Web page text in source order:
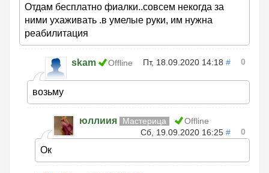
Отдам бесплатно фиалки..совсем некогда за
ними ухаживать .в умелые руки, им нужна
реабилитация
skam Offline Пт, 18.09.2020 14:18 # 0
возьму
юллиия Мастерица
Offline
Сб, 19.09.2020 16:25 # 0
Ок